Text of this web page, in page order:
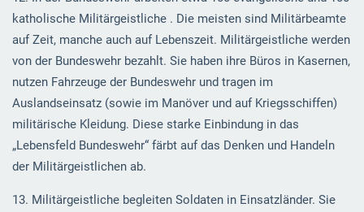
katholische Militärgeistliche . Die meisten sind Militärbeamte
auf Zeit, manche auch auf Lebenszeit. Militärgeistliche werden
von der Bundeswehr bezahlt. Sie haben ihre Büros in Kasernen,
nutzen Fahrzeuge der Bundeswehr und tragen im
Auslandseinsatz (sowie im Manöver und auf Kriegsschiffen)
militärische Kleidung. Diese starke Einbindung in das
„Lebensfeld Bundeswehr“ färbt auf das Denken und Handeln
der Militärgeistlichen ab.
13. Militärgeistliche begleiten Soldaten in Einsatzländer. Sie